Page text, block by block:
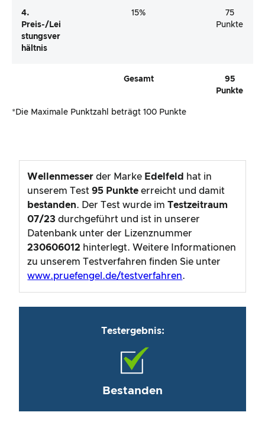
4.
Preis-/Lei
Stungsver
Hältnis
15%
75
Punkte
Gesamt
95
Punkte
*Die Maximale Punktzahl beträgt 100 Punkte
Wellenmesser der Marke Edelfeld hat in
unserem Test 95 Punkteerreicht und damit
bestanden. Der Test wurde imTestzeitraum
07/23 durchgeführt und ist in unserer
Datenbank unter der Lizenznummer
230606012 hinterlegt. Weitere Informationen
zu unserem Testverfahren finden Sie unter
www.pruefengel.de/testverfahren.
Testergebnis:
Bestanden